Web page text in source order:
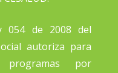
054 de 2008 del
autoriza para
por